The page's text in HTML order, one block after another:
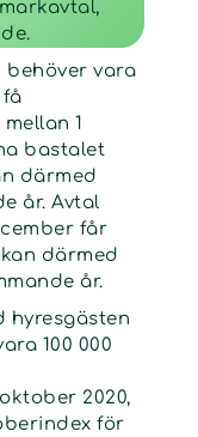
vara
1
bastalet
därmed
år. Avtal
får
därmed
år.
hyresgästen
100 000
2020,
för